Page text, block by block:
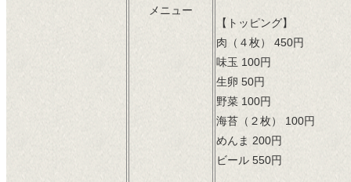
メニュー
【トッピング】
肉（４枚） 450円
味玉 100円
生卵 50円
野菜 100円
海苔（２枚） 100円
めんま 200円
ビール 550円